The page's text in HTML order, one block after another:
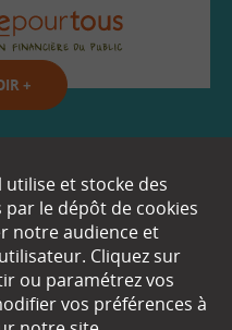
+
et stocke des
le dépôt de cookies
notre audience et
Cliquez sur
ou paramétrez vos
vos préférences à